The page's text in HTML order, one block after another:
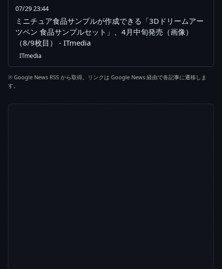
07/29 23:44
ミニチュア食品サンプルが作成できる「3Dドリームアー
ツペン 食品サンプルセット」、4月中旬発売（画像）
（8/9枚目） - ITmedia
ITmedia
※ Google News RSS から取得。リンクは Google News 経由で各記事に遷移しま
す。